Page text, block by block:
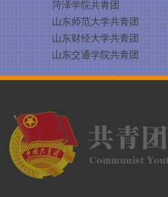
菏泽学院共青团
山东师范大学共青团
山东财经大学共青团
山东交通学院共青团